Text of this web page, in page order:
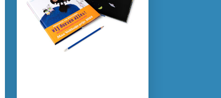
Emoties & gevoelens
Prentenboeken
Annemarie van Haeringen